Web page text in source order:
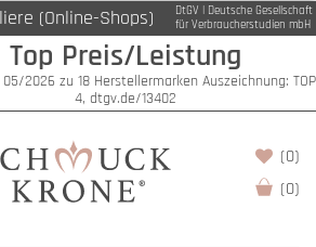
(Online-Shops)
DtGV | Deutsche Gesellschaft
für Verbraucherstudien mbH
Top Preis/Leistung
2026 zu 18 Herstellermarken Auszeichnung: TOP
4, dtgv.de/13402
(0)
(0)